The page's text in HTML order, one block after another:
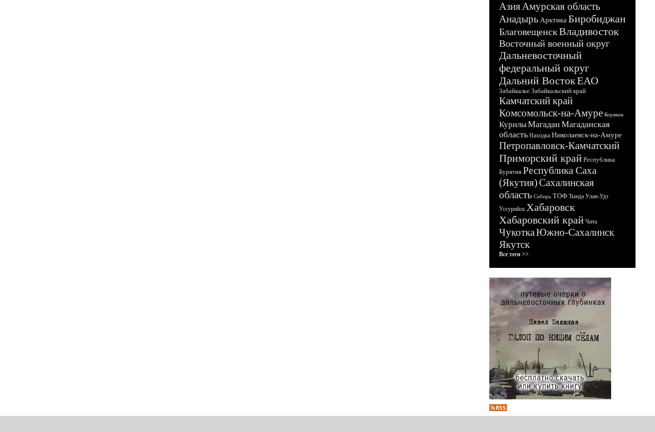
АзияАмурская область
Анадырь Арктика Биробиджан
БлаговещенскВладивосток
Восточный военный округ
Дальневосточный
федеральный округ
Дальний ВостокЕАО
Забайкалье Забайкальский край
Камчатский край
Комсомольск-на-Амуре Корякия
КурилыМагадан Магаданская
область Находка Николаевск-на-Амуре
Петропавловск-Камчатский
Приморский край Республика
Бурятия Республика Саха
(Якутия)Сахалинская
область Сибирь ТОФ Тында Улан-Удэ
Уссурийск Хабаровск
Хабаровский край Чита
ЧукоткаЮжно-Сахалинск
Якутск
Все теги >>